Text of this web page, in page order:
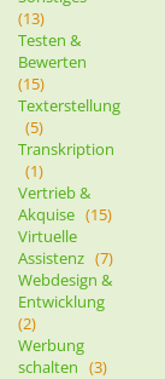
(13)
Testen &
Bewerten
(15)
Texterstellung
(5)
Transkription
(1)
Vertrieb &
Akquise (15)
Virtuelle
Assistenz (7)
Webdesign &
Entwicklung
(2)
Werbung
schalten (3)